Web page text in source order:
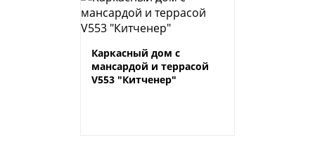
Каркасный дом с
мансардой и террасой
V553 "Китченер"